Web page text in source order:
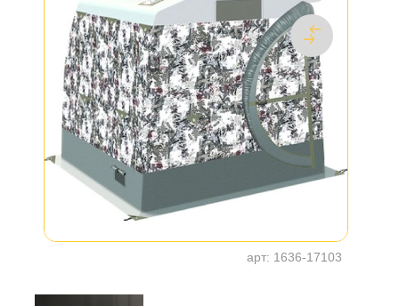
арт: 1636-17103